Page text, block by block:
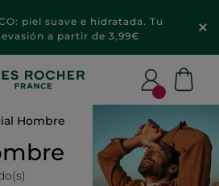
piel suave e hidratada. Tu
a partir de 3,99€
Hombre